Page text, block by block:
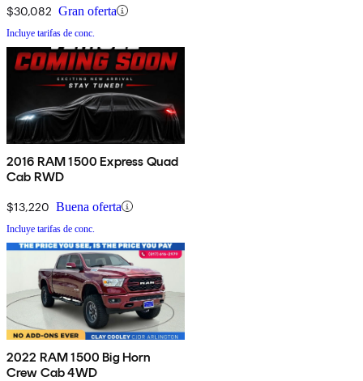
$30,082 Gran oferta
Incluye tarifas de conc.
2016 RAM 1500 Express Quad
Cab RWD
$13,220 Buena oferta
Incluye tarifas de conc.
2022 RAM 1500 Big Horn
Crew Cab 4WD